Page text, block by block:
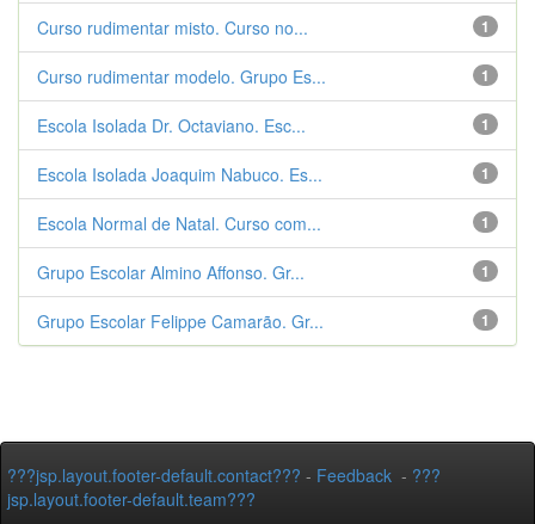
1
Curso rudimentar misto. Curso no...
1
Curso rudimentar modelo. Grupo Es...
1
Escola Isolada Dr. Octaviano. Esc...
1
Escola Isolada Joaquim Nabuco. Es...
1
Escola Normal de Natal. Curso com...
1
Grupo Escolar Almino Affonso. Gr...
1
Grupo Escolar Felippe Camarão. Gr...
???jsp.layout.footer-default.contact??? - Feedback - ???
jsp.layout.footer-default.team???